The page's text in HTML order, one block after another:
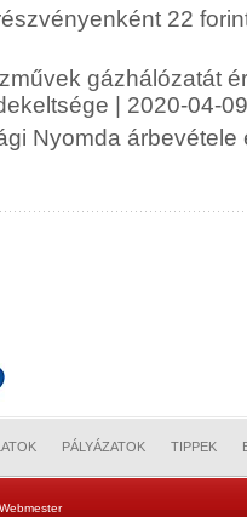
22
gázhálózatát
| 2020-04-
Nyomda
PÁLYÁZATOK TIPPEK
Webmester